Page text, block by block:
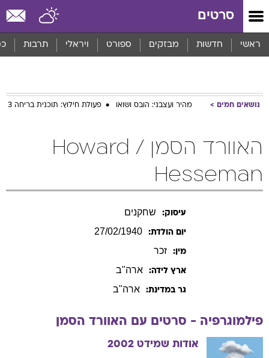
סרטים
ראשי חדשות מבזקים ספורט ויראלי תרבות
נושאים חמים מהיר ועצבני: הובס ושואו פעולת חילוץ: תוכנית בריחה 3
האוורד הסמן / Howard
Hesseman
עיסוק: שחקנים
יום הולדת: 27/02/1940
מין: זכר
ארץ לידה: ארה"ב
גר במדינת: ארה"ב
פילמוגרפיה - סרטים עם האוורד הסמן
אודות שמידט 2002